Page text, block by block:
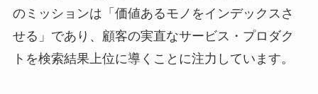
のミッションは「価値あるモノをインデックスさ
せる」であり、顧客の実直なサービス・プロダク
トを検索結果上位に導くことに注力しています。